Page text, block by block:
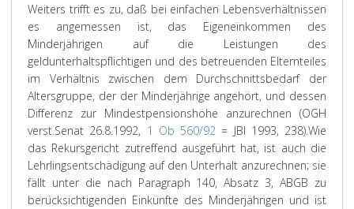
Weiters trifft es zu, daß bei einfachen Lebensverhältnissen
es angemessen ist, das Eigeneinkommen des
Minderjährigen auf die Leistungen des
geldunterhaltspflichtigen und des betreuenden Elternteiles
im Verhältnis zwischen dem Durchschnittsbedarf der
Altersgruppe, der der Minderjährige angehört, und dessen
Differenz zur Mindestpensionshöhe anzurechnen (OGH
verst.Senat 26.8.1992, 1 Ob 560/92 = JBl 1993, 238).Wie
das Rekursgericht zutreffend ausgeführt hat, ist auch die
Lehrlingsentschädigung auf den Unterhalt anzurechnen; sie
fällt unter die nach Paragraph 140, Absatz 3, ABGB zu
berücksichtigenden Einkünfte des Minderjährigen und ist